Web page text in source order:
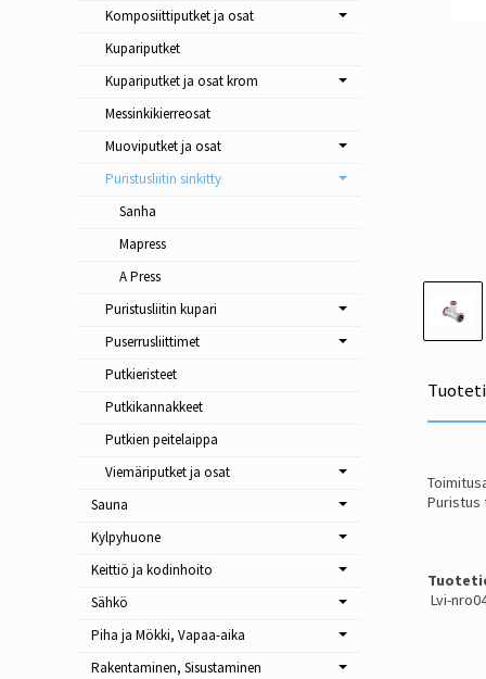
Puristus
Lvi-
Komposiittiputket ja osat
Kupariputket
Kupariputket ja osat krom
Messinkikierreosat
Muoviputket ja osat
Puristusliitin sinkitty
Sanha
Mapress
A Press
Puristusliitin kupari
Puserrusliittimet
Putkieristeet
Putkikannakkeet
Putkien peitelaippa
Viemäriputket ja osat
Sauna
Kylpyhuone
Keittiö ja kodinhoito
Sähkö
Piha ja Mökki, Vapaa-aika
Rakentaminen, Sisustaminen